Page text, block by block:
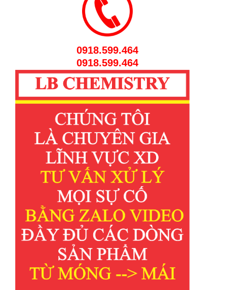
0918.599.464
0918.599.464